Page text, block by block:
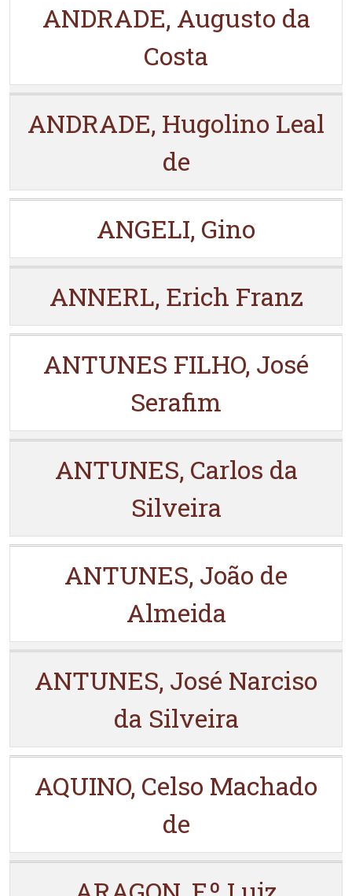
ANDRADE, Augusto da
Costa
ANDRADE, Hugolino Leal
de
ANGELI, Gino
ANNERL, Erich Franz
ANTUNES FILHO, José
Serafim
ANTUNES, Carlos da
Silveira
ANTUNES, João de
Almeida
ANTUNES, José Narciso
da Silveira
AQUINO, Celso Machado
de